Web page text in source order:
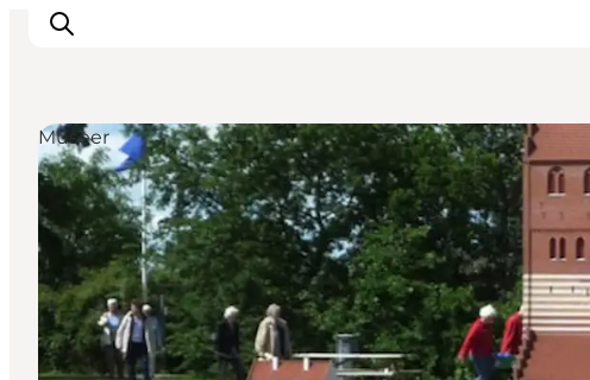
Sommerferie
Oplevelser
Kano
Det sker
Spisesteder
Overnatning
Museer